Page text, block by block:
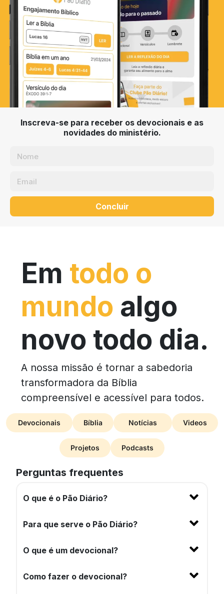
Inscreva-se para receber os devocionais e as
novidades do ministério.
Concluir
Em todo o
mundo algo
novo todo dia.
A nossa missão é tornar a sabedoria
transformadora da Bíblia
compreensível e acessível para todos.
Devocionais Bíblia Notícias Videos
Projetos Podcasts
Perguntas frequentes
O que é o Pão Diário?
Para que serve o Pão Diário?
O que é um devocional?
Como fazer o devocional?